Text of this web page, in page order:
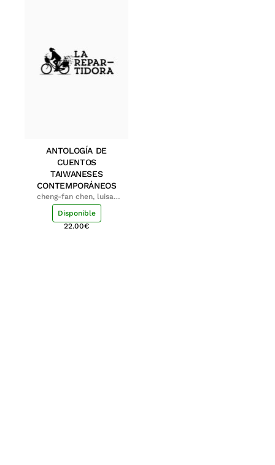
ANTOLOGÍA DE
CUENTOS
TAIWANESES
CONTEMPORÁNEOS
cheng-fan chen, luisa;
shu-ying chang, luisa
Disponible
22.00€